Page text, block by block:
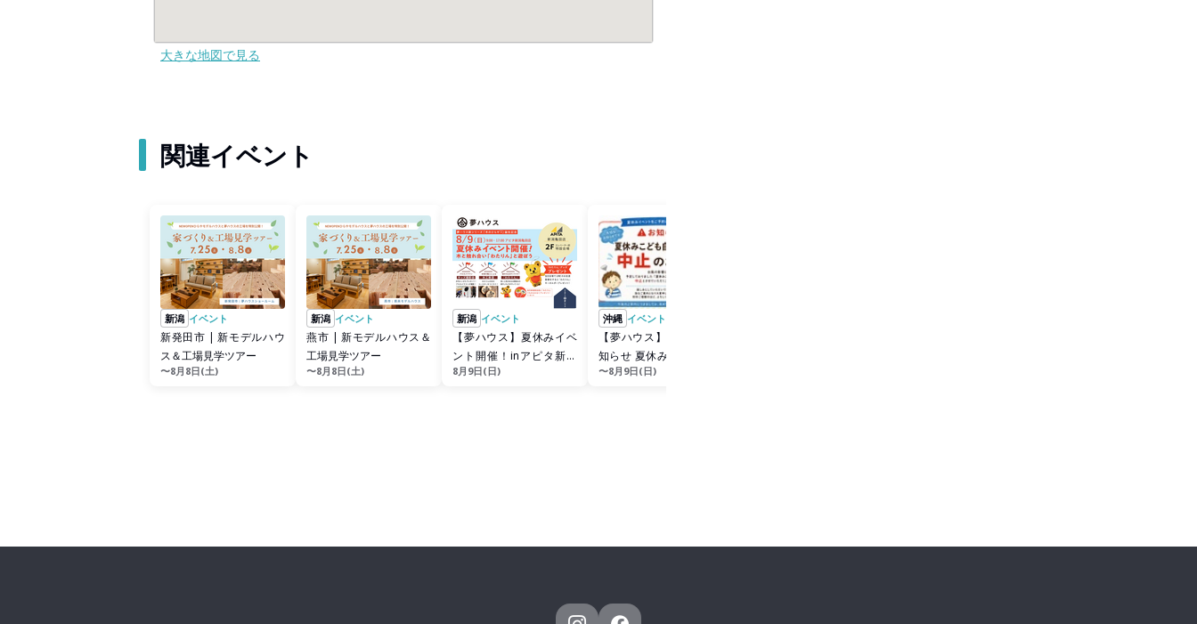
大きな地図で見る
関連イベント
新潟 イベント
新発田市 | 新モデルハウ
ス＆工場見学ツアー
〜8月8日(土)
新潟 イベント
燕市 | 新モデルハウス＆
工場見学ツアー
〜8月8日(土)
新潟 イベント
【夢ハウス】夏休みイベ
ント開催！inアピタ新潟
亀田店
8月9日(日)
沖縄 イベント
【夢ハウス】※中止のお
知らせ 夏休みこども自由
研究2026事前予約対象の
〜8月9日(日)